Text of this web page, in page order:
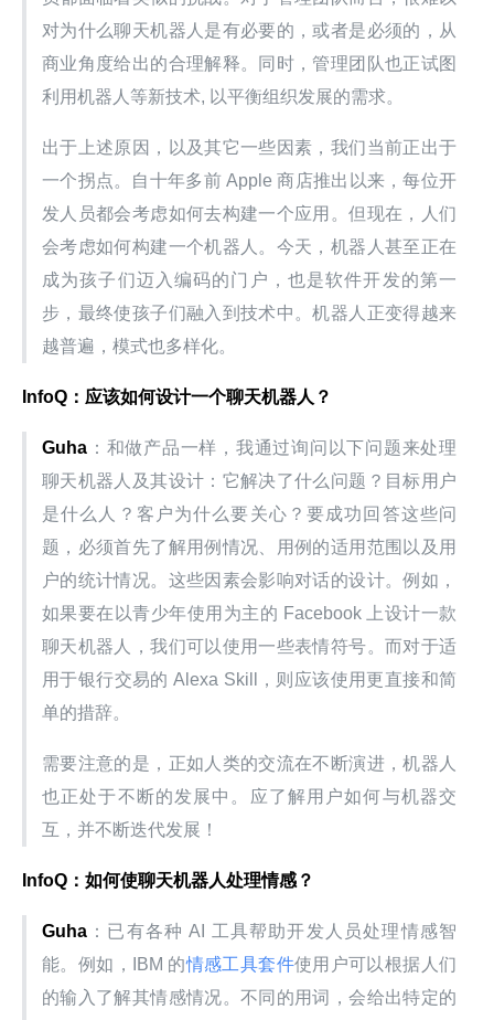
对为什么聊天机器人是有必要的，或者是必须的，从
商业角度给出的合理解释。同时，管理团队也正试图
利用机器人等新技术, 以平衡组织发展的需求。
出于上述原因，以及其它一些因素，我们当前正出于
一个拐点。自十年多前 Apple 商店推出以来，每位开
发人员都会考虑如何去构建一个应用。但现在，人们
会考虑如何构建一个机器人。今天，机器人甚至正在
成为孩子们迈入编码的门户，也是软件开发的第一
步，最终使孩子们融入到技术中。机器人正变得越来
越普遍，模式也多样化。
InfoQ：应该如何设计一个聊天机器人？
Guha ：和做产品一样，我通过询问以下问题来处理
聊天机器人及其设计：它解决了什么问题？目标用户
是什么人？客户为什么要关心？要成功回答这些问
题，必须首先了解用例情况、用例的适用范围以及用
户的统计情况。这些因素会影响对话的设计。例如，
如果要在以青少年使用为主的 Facebook 上设计一款
聊天机器人，我们可以使用一些表情符号。而对于适
用于银行交易的 Alexa Skill，则应该使用更直接和简
单的措辞。
需要注意的是，正如人类的交流在不断演进，机器人
也正处于不断的发展中。应了解用户如何与机器交
互，并不断迭代发展！
InfoQ：如何使聊天机器人处理情感？
Guha ：已有各种 AI 工具帮助开发人员处理情感智
能。例如，IBM 的情感工具套件使用户可以根据人们
的输入了解其情感情况。不同的用词，会给出特定的